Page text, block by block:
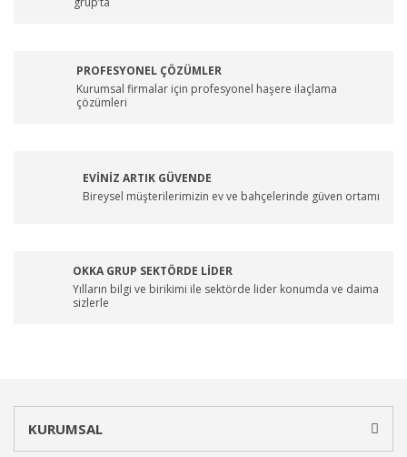
PROFESYONEL ÇÖZÜMLER
Kurumsal firmalar için profesyonel haşere ilaçlama
çözümleri
EVİNİZ ARTIK GÜVENDE
Bireysel müşterilerimizin ev ve bahçelerinde güven ortamı
OKKA GRUP SEKTÖRDE LİDER
Yılların bilgi ve birikimi ile sektörde lider konumda ve daima
sizlerle
KURUMSAL